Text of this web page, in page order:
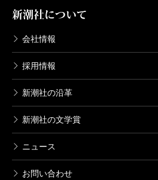
新潮社について
会社情報
採用情報
新潮社の沿革
新潮社の文学賞
ニュース
お問い合わせ